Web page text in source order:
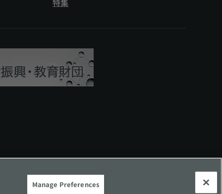
Manage Preferences